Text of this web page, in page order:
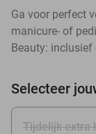
Ga voor perfect
manicure- of
Beauty: inclusief
Selecteer
Tijdelijk extra